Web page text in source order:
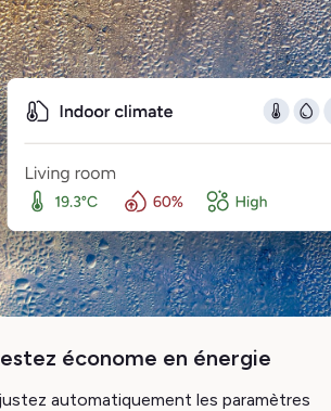
économe en énergie
automatiquement les paramètres